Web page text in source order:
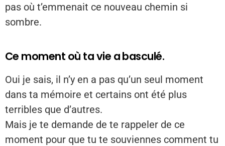
pas où t’emmenait ce nouveau chemin si
sombre.
Ce moment où ta vie a basculé.
Oui je sais, il n’y en a pas qu’un seul moment
dans ta mémoire et certains ont été plus
terribles que d’autres.
Mais je te demande de te rappeler de ce
moment pour que tu te souviennes comment tu